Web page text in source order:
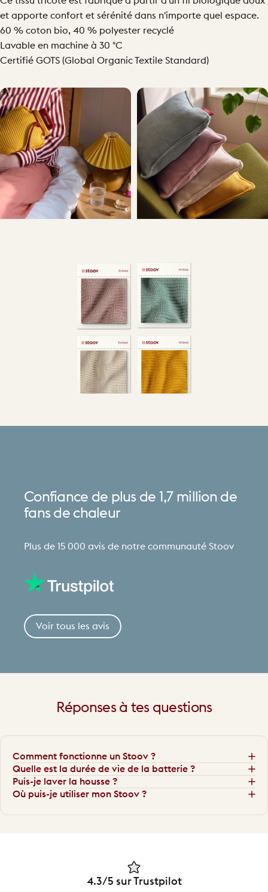
et apporte confort et sérénité dans n'importe quel espace.
60 % coton bio, 40 % polyester recyclé
Lavable en machine à 30 °C
Certifié GOTS (Global Organic Textile Standard)
Confiance de plus de 1,7 million de
fans de chaleur
Plus de 15 000 avis de notre communauté Stoov
Voir tous les avis
Réponses à tes questions
Comment fonctionne un Stoov ?
Quelle est la durée de vie de la batterie ?
Puis-je laver la housse ?
Où puis-je utiliser mon Stoov ?
4.3/5 sur Trustpilot